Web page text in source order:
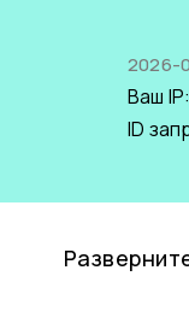
2026-
Ваш IP:
ID